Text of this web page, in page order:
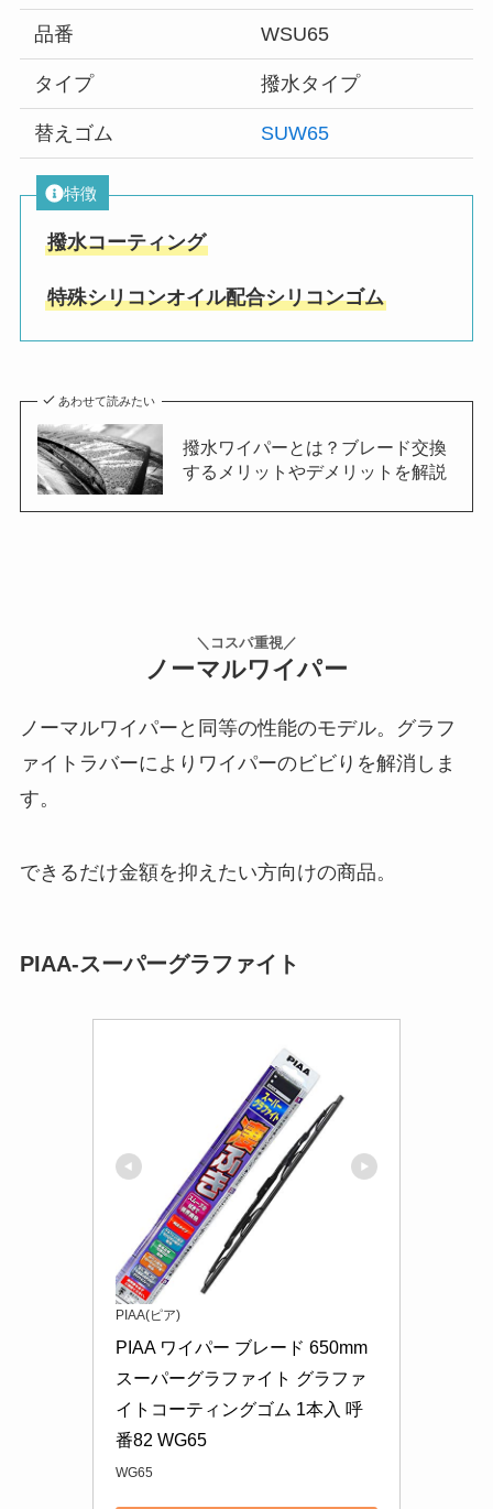
品番 WSU65
タイプ 撥水タイプ
替えゴム SUW65
特徴
撥水コーティング
特殊シリコンオイル配合シリコンゴム
あわせて読みたい
撥水ワイパーとは？ブレード交換
するメリットやデメリットを解説
＼コスパ重視／
ノーマルワイパー
ノーマルワイパーと同等の性能のモデル。グラフ
ァイトラバーによりワイパーのビビりを解消しま
す。
できるだけ金額を抑えたい方向けの商品。
PIAA-スーパーグラファイト
PIAA(ピア)
PIAA ワイパー ブレード 650mm
スーパーグラファイト グラファ
イトコーティングゴム 1本入 呼
番82 WG65
WG65